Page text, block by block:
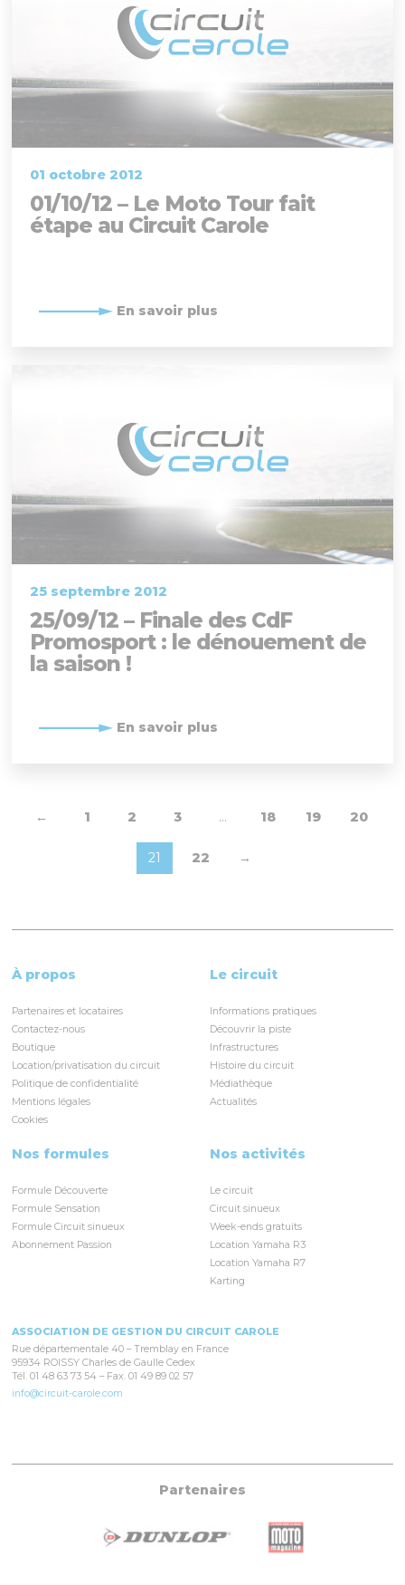
01 octobre 2012
01/10/12 – Le Moto Tour fait
étape au Circuit Carole
En savoir plus
25 septembre 2012
25/09/12 – Finale des CdF
Promosport : le dénouement de
la saison !
En savoir plus
← 1 2 3 … 18 19 20
21 22 →
À propos
Partenaires et locataires
Contactez-nous
Boutique
Location/privatisation du circuit
Politique de confidentialité
Mentions légales
Cookies
Le circuit
Informations pratiques
Découvrir la piste
Infrastructures
Histoire du circuit
Médiathèque
Actualités
Nos formules
Formule Découverte
Formule Sensation
Formule Circuit sinueux
Abonnement Passion
Nos activités
Le circuit
Circuit sinueux
Week-ends gratuits
Location Yamaha R3
Location Yamaha R7
Karting
ASSOCIATION DE GESTION DU CIRCUIT CAROLE
Rue départementale 40 – Tremblay en France
95934 ROISSY Charles de Gaulle Cedex
Tél. 01 48 63 73 54 – Fax. 01 49 89 02 57
info@circuit-carole.com
Partenaires